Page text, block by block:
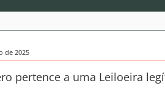
de 2025
pertence a uma Leiloeira